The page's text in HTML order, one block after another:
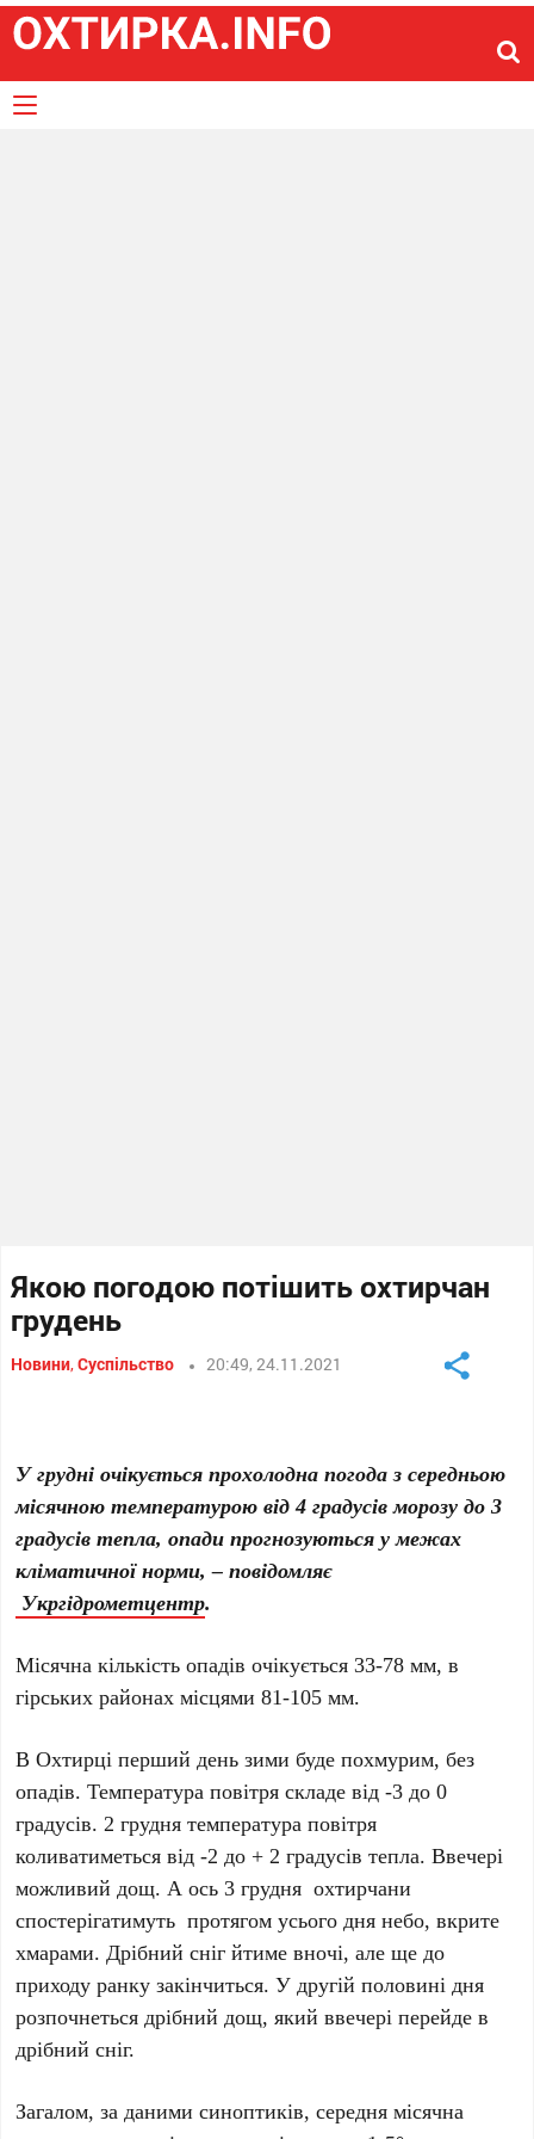
Якою погодою потішить охтирчан
грудень
Новини,Суспільство 20:49, 24.11.2021
У грудні очікується прохолодна погода з середньою
місячною температурою від 4 градусів морозу до 3
градусів тепла, опади прогнозуються у межах
кліматичної норми, – повідомляє
Укргідрометцентр.
Місячна кількість опадів очікується 33-78 мм, в
гірських районах місцями 81-105 мм.
В Охтирці перший день зими буде похмурим, без
опадів. Температура повітря складе від -3 до 0
градусів. 2 грудня температура повітря
коливатиметься від -2 до + 2 градусів тепла. Ввечері
можливий дощ. А ось 3 грудня охтирчани
спостерігатимуть протягом усього дня небо, вкрите
хмарами. Дрібний сніг йтиме вночі, але ще до
приходу ранку закінчиться. У другій половині дня
розпочнеться дрібний дощ, який ввечері перейде в
дрібний сніг.
Загалом, за даними синоптиків, середня місячна